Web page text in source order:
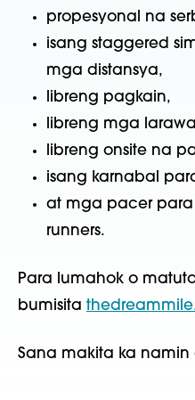
propesyonal na
isang staggered
mga distansya,
libreng pagkain,
libreng mga
libreng onsite na
isang karnabal
at mga pacer
runners.
Para lumahok o
bumisita
Sana makita ka namin